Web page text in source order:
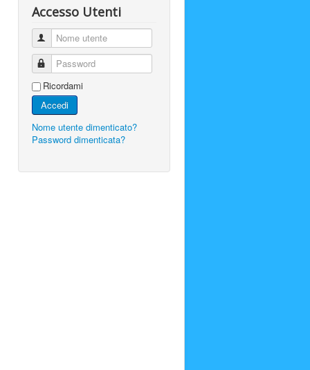
Accesso Utenti
Nome utente
Password
Ricordami
Accedi
Nome utente dimenticato?
Password dimenticata?